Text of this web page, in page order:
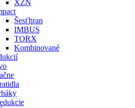
XZN
Šesťhran
IMBUS
TORX
Kombinované